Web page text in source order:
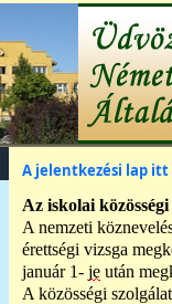
A jelentkezési lap
Az iskolai közösségi
A nemzeti
érettségi vizsga
január 1- je után
A közösségi